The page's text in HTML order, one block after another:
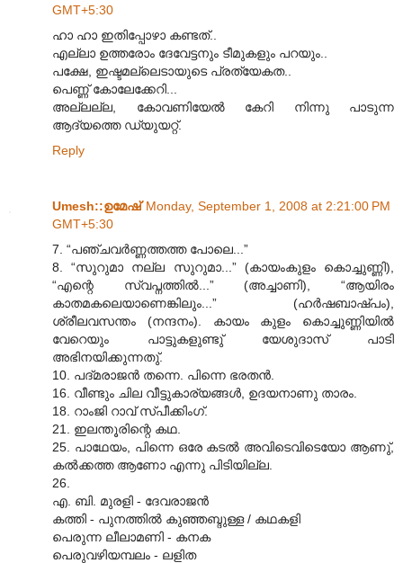
GMT+5:30
ഹാ ഹാ ഇതിപ്പോഴാ കണ്ടത്..
എല്ലാ ഉത്തരോം ദേവേട്ടനും ടീമുകളും പറയും..
പക്ഷേ, ഇഷ്ടമല്ലെടായുടെ പ്രത്യേകത..
പെണ്ണ് കോലേക്കേറി...
അല്ലല്ല, കോവണിയേല്‍ കേറി നിന്നു പാടുന്ന
ആദ്യത്തെ ഡ്യുയറ്റ്.
Reply
Umesh::ഉമേഷ് Monday, September 1, 2008 at 2:21:00 PM
GMT+5:30
7. “പഞ്ചവര്‍ണ്ണത്തത്ത പോലെ...”
8. “സുറുമാ നല്ല സുറുമാ...” (കായംകുളം കൊച്ചുണ്ണി),
“എന്റെ സ്വപ്നത്തില്‍...” (അച്ചാണി), “ആയിരം
കാതമകലെയാണെങ്കിലും...” (ഹര്‍ഷബാഷ്പം),
ശ്രീലവസന്തം (നന്ദനം). കായം കുളം കൊച്ചുണ്ണിയില്‍
വേറെയും പാട്ടുകളുണ്ടു് യേശുദാസ് പാടി
അഭിനയിക്കുന്നതു്.
10. പദ്മരാജന്‍ തന്നെ. പിന്നെ ഭരതന്‍.
16. വീണ്ടും ചില വീട്ടുകാര്യങ്ങള്‍, ഉദയനാണു താരം.
18. റാംജി റാവ് സ്പീക്കിംഗ്.
21. ഇലന്തൂരിന്റെ കഥ.
25. പാഥേയം, പിന്നെ ഒരേ കടല്‍ അവിടെവിടെയോ ആണു്,
കല്‍ക്കത്ത ആണോ എന്നു പിടിയില്ല.
26.
എ. ബി. മുരളി - ദേവരാജന്‍
കത്തി - പുനത്തില്‍ കുഞ്ഞബ്ദുള്ള / കഥകളി
പെരുന്ന ലീലാമണി - കനക
പെരുവഴിയമ്പലം - ലളിത